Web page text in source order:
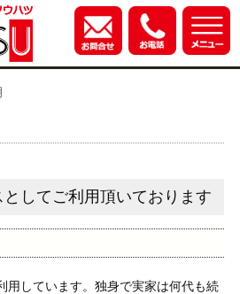
してご利用頂いております
用しています。独身で実家は何代も続